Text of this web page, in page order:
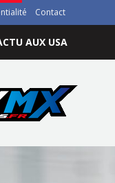
Contact
AUX USA